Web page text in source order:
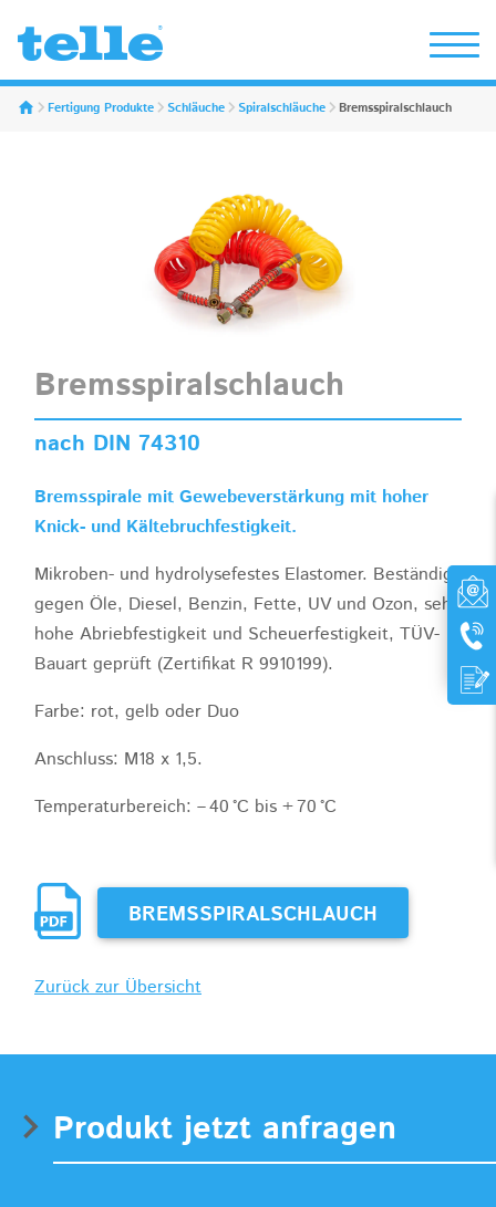
Erwin Telle GmbH
Fertigung Produkte Schläuche Spiralschläuche Bremsspiralschlauch
Bremsspiralschlauch
nach DIN 74310
Bremsspirale mit Gewebeverstärkung mit hoher
Knick- und Kältebruchfestigkeit.
Mikroben- und hydrolysefestes Elastomer. Beständig
gegen Öle, Diesel, Benzin, Fette, UV und Ozon, sehr
hohe Abriebfestigkeit und Scheuerfestigkeit, TÜV-
Bauart geprüft (Zertifikat R 9910199).
Farbe: rot, gelb oder Duo
Anschluss: M18 x 1,5.
Temperaturbereich: – 40 °C bis + 70 °C
BREMSSPIRALSCHLAUCH
Zurück zur Übersicht
Produkt jetzt anfragen